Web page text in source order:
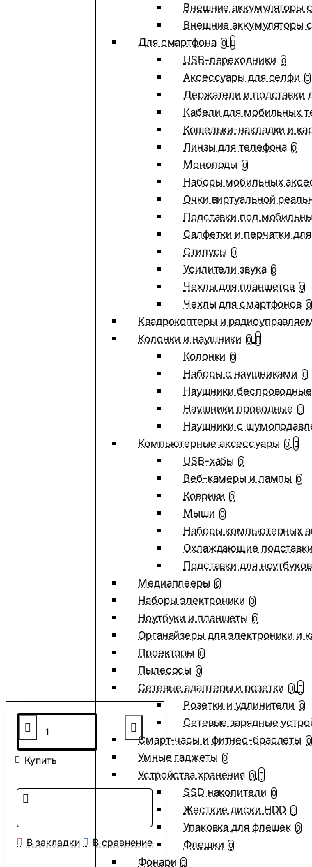
Внешние аккумуляторы
Внешние аккумуляторы
Для смартфона 0
USB-переходники 0
Аксессуары для селфи 0
Держатели и подставки
Кабели для мобильных
Кошельки-накладки и
Линзы для телефона 0
Моноподы 0
Наборы мобильных
Очки виртуальной
Подставки под
Салфетки и перчатки
Стилусы 0
Усилители звука 0
Чехлы для планшетов 0
Чехлы для смартфонов 0
Квадрокоптеры и
Колонки и наушники 0
Колонки 0
Наборы с наушниками 0
Наушники беспроводные
Наушники проводные 0
Наушники с
Компьютерные аксессуары 0
USB-хабы 0
Веб-камеры и лампы 0
Коврики 0
Мыши 0
Наборы компьютерных
Охлаждающие
Подставки для ноутбуков
Медиаплееры 0
Наборы электроники 0
Ноутбуки и планшеты 0
Органайзеры для электроники и
Проекторы 0
Пылесосы 0
Сетевые адаптеры и розетки 0
Розетки и удлинители 0
Сетевые зарядные
Смарт-часы и фитнес-браслеты 0
Умные гаджеты 0
Устройства хранения 0
SSD накопители 0
Жесткие диски HDD 0
Упаковка для флешек 0
Флешки 0
Фонари 0
Купить
В закладки В сравнение